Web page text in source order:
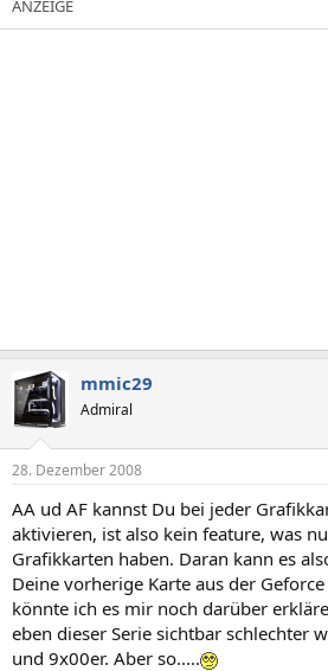
mmic29
Admiral
28. Dezember 2008
AA ud AF kannst Du bei jeder
aktivieren, ist also kein feature, was
Grafikkarten haben. Daran kann es
Deine vorherige Karte aus der
könnte ich es mir noch darüber
eben dieser Serie sichtbar schlechter
und 9x00er. Aber so.....